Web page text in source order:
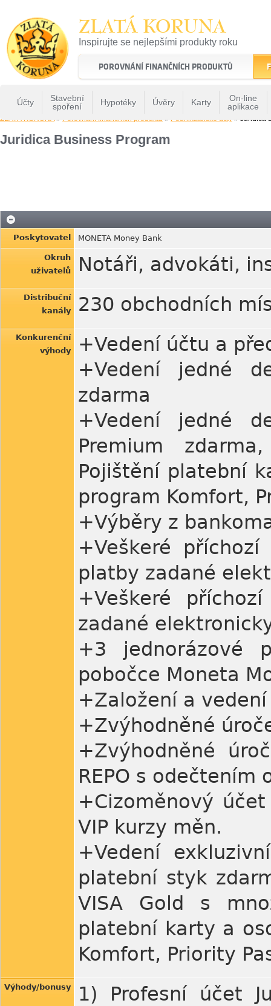
ZLATÁ KORUNA
Inspirujte se nejlepšími produkty roku
22 let tradice a kvality na finančním trhu
POROVNÁNÍ FINANČNÍCH PRODUKTŮ
Účty
Stavební
spoření
Hypotéky Úvěry Karty
On-line
aplikace
ZLATÁ KORUNA» Porovnání finančních produktů » Podnikatelské účty » Juridica
Juridica Business Program
Poskytovatel MONETA Money Bank
Okruh
uživatelů
Notáři, advokáti,
Distribuční
kanály
230 obchodních
Konkurenční
výhody
+Vedení účtu a
+Vedení jedné
zdarma
+Vedení jedné
Premium
Pojištění platební
program Komfort,
+Výběry z
+Veškeré
platby zadané
+Veškeré
zadané
+3 jednorázové
pobočce Moneta
+Založení a
+Zvýhodněné
+Zvýhodněné
REPO s odečtením
+Cizoměnový
VIP kurzy měn.
+Vedení
platební styk
VISA Gold s
platební karty a
Komfort, Priority
Výhody/bonusy
1) Profesní účet